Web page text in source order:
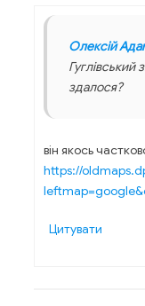
Олексій
Гуглівський
здалося?
він якось
https://
Цитувати